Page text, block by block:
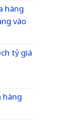
hàng
vào
tỷ giá